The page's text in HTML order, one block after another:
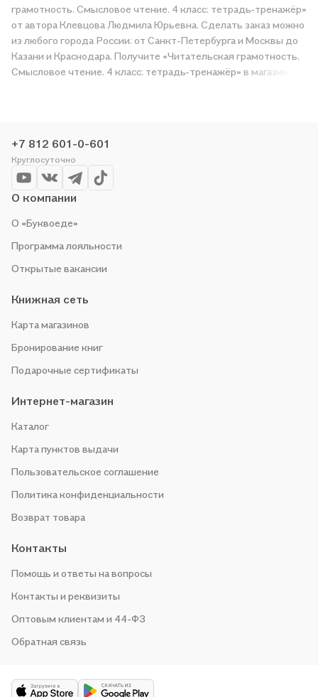
грамотность. Смысловое чтение. 4 класс: тетрадь-тренажёр»
от автора Клевцова Людмила Юрьевна. Сделать заказ можно
из любого города России: от Санкт-Петербурга и Москвы до
Казани и Краснодара. Получите «Читательская грамотность.
Смысловое чтение. 4 класс: тетрадь-тренажёр» в магазине
выгоду!
+7 812 601-0-601
Круглосуточно
О компании
О «Буквоеде»
Программа лояльности
Открытые вакансии
Книжная сеть
Карта магазинов
Бронирование книг
Подарочные сертификаты
Интернет-магазин
Каталог
Карта пунктов выдачи
Пользовательское соглашение
Политика конфиденциальности
Возврат товара
Контакты
Помощь и ответы на вопросы
Контакты и реквизиты
Оптовым клиентам и 44-ФЗ
Обратная связь